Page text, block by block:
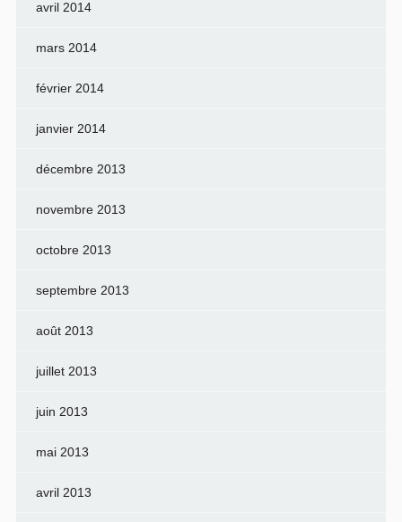
avril 2014
mars 2014
février 2014
janvier 2014
décembre 2013
novembre 2013
octobre 2013
septembre 2013
août 2013
juillet 2013
juin 2013
mai 2013
avril 2013